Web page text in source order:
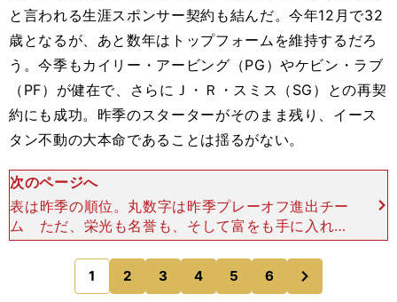
と言われる生涯スポンサー契約も結んだ。今年12月で32
歳となるが、あと数年はトップフォームを維持するだろ
う。今季もカイリー・アービング（PG）やケビン・ラブ
（PF）が健在で、さらにＪ・Ｒ・スミス（SG）との再契
約にも成功。昨季のスターターがそのまま残り、イース
タン不動の大本命であることは揺るがない。
次のページへ
表は昨季の順位。丸数字は昨季プレーオフ進出チー
ム ただ、栄光も名誉も、そして富をも手に入れた
レブロンは、はたしてモチベーションを維持できる
のだろうか？ だが、その心配は無用のようだ。報
道陣にレブロンは
1 2 3 4 5 6
のページへ